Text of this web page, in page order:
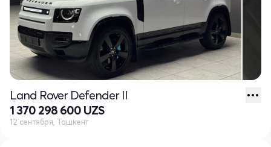
Land Rover Defender II
1 370 298 600 UZS
12 сентября, Ташкент